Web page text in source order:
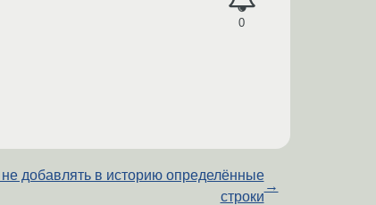
0
не добавлять в историю определённые
строки
→